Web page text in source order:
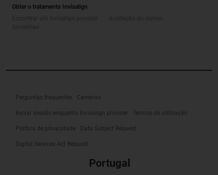
Obter o tratamento Invisalign
Perguntas frequentes Carreiras
Iniciar sessão enquanto Invisalign provider Termos de utilização
Política de privacidade Data Subject Request
Digital Services Act Request
Portugal